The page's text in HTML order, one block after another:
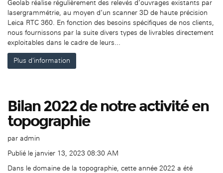
Geolab réalise régulièrement des relevés d’ouvrages existants par
lasergrammétrie, au moyen d’un scanner 3D de haute précision
Leica RTC 360. En fonction des besoins spécifiques de nos clients,
nous fournissons par la suite divers types de livrables directement
exploitables dans le cadre de leurs...
Plus d'information
Bilan 2022 de notre activité en
topographie
par admin
Publié le janvier 13, 2023 08:30 AM
Dans le domaine de la topographie, cette année 2022 a été